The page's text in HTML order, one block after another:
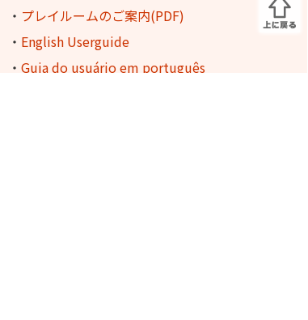
・ プレイルームのご案内(PDF)
・ English Userguide
・ Guia do usuário em português